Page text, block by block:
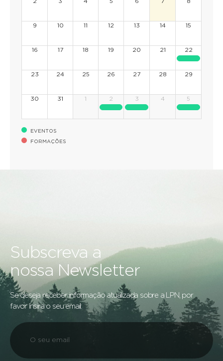
9 10 11 12 13 14 15
16 17 18 19 20 21 22
23 24 25 26 27 28 29
30 31 1 2 3 4 5
EVENTOS
FORMAÇÕES
Subscreva a
nossa Newsletter
Se deseja receber informação atualizada sobre a LPN, por
favor insira o seu email: